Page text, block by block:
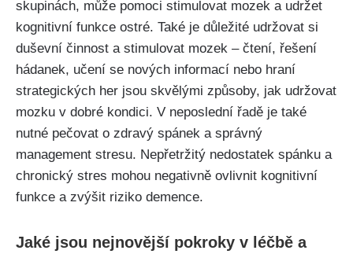
skupinách, může pomoci stimulovat mozek a udržet
kognitivní funkce ostré. Také je důležité udržovat si
duševní činnost a stimulovat mozek – čtení, řešení
hádanek, učení se nových informací nebo hraní
strategických her jsou skvělými způsoby, jak udržovat
mozku v dobré kondici. V neposlední řadě je také
nutné pečovat o zdravý spánek a správný
management stresu. Nepřetržitý nedostatek spánku a
chronický stres mohou negativně ovlivnit kognitivní
funkce a zvýšit riziko demence.
Jaké jsou nejnovější pokroky v léčbě a